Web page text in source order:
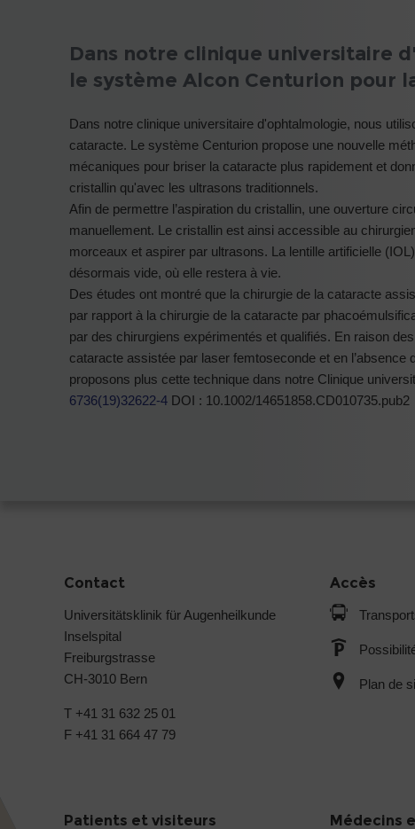
Dans notre clinique universitaire
le système Alcon Centurion pour
Dans notre clinique universitaire d'ophtalmologie, nous
cataracte. Le système Centurion propose une nouvelle
mécaniques pour briser la cataracte plus rapidement et
cristallin qu'avec les ultrasons traditionnels.
Afin de permettre l’aspiration du cristallin, une ouverture
manuellement. Le cristallin est ainsi accessible au
morceaux et aspirer par ultrasons. La lentille artificielle
désormais vide, où elle restera à vie.
Des études ont montré que la chirurgie de la cataracte
par rapport à la chirurgie de la cataracte par
par des chirurgiens expérimentés et qualifiés. En raison
cataracte assistée par laser femtoseconde et en
proposons plus cette technique dans notre Clinique
6736(19)32622-4 DOI : 10.1002/14651858.CD010735.pub2
Contact
Universitätsklinik für Augenheilkunde
Inselspital
Freiburgstrasse
CH-3010 Bern
T +41 31 632 25 01
F +41 31 664 47 79
Accès
Plan de
Patients et visiteurs Médecins